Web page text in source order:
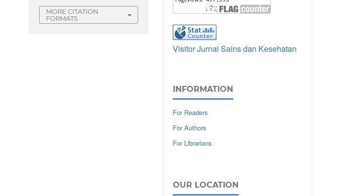
MORE CITATION
FORMATS
Visitor Jurnal Sains dan Kesehatan
INFORMATION
For Readers
For Authors
For Librarians
OUR LOCATION